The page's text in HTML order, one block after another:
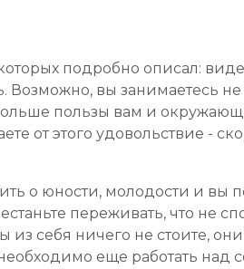
подробно описал:
вы занимаетесь
пользы вам и
от этого удовольствие -
о юности, молодости и вы
переживать, что не
из себя ничего не стоите,
еще работать над